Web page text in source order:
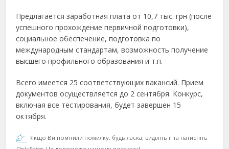
Предлагается заработная плата от 10,7 тыс. грн (после
успешного прохождение первичной подготовки),
социальное обеспечение, подготовка по
международным стандартам, возможность получение
высшего профильного образования и т.п.
Всего имеется 25 соответствующих вакансий. Прием
документов осуществляется до 2 сентября. Конкурс,
включая все тестирования, будет завершен 15
октября.
Якщо Ви помітили помилку, будь ласка, виділіть її та натисніть